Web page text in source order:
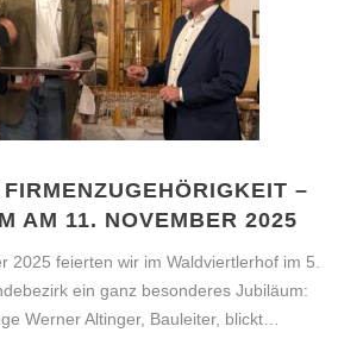
–
AM 11. NOVEMBER 2025
2025 feierten wir im Waldviertlerhof im 5.
ein ganz besonderes Jubiläum:
Werner Altinger, Bauleiter, blickt…